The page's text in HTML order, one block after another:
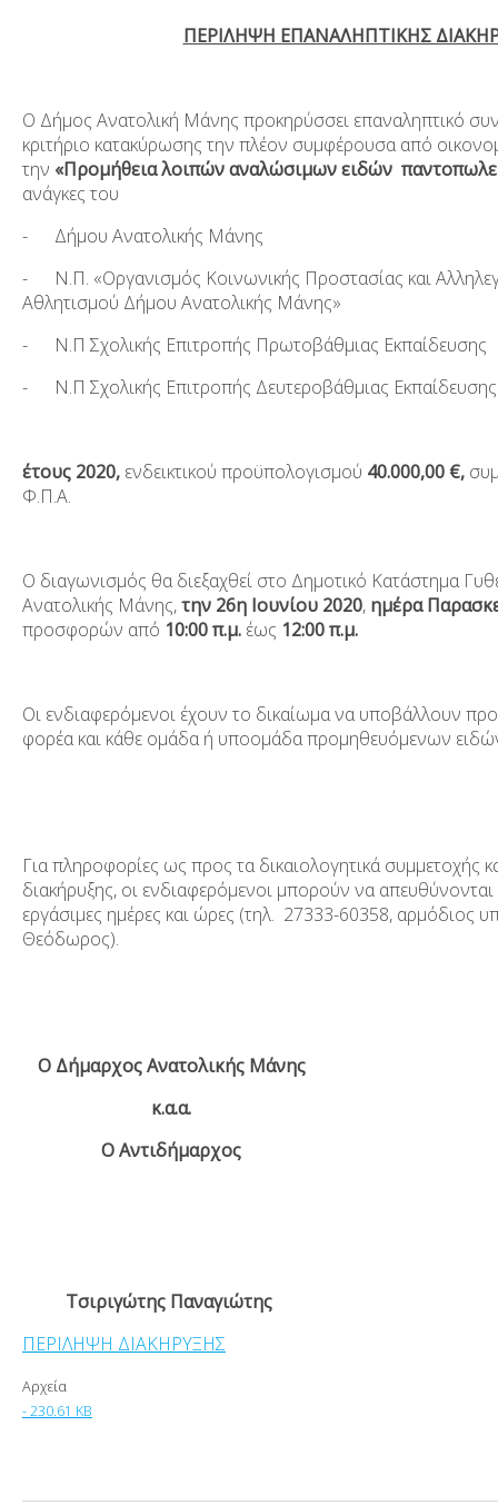
ΠΕΡΙΛΗΨΗ ΕΠΑΝΑΛΗΠΤΙΚΗΣ
Ο Δήμος Ανατολική Μάνης προκηρύσσει επαναληπτικό
κριτήριο κατακύρωσης την πλέον συμφέρουσα από
την «Προμήθειαλοιπών αναλώσιμων ειδών
ανάγκες του
- Δήμου Ανατολικής Μάνης
- Ν.Π. «Οργανισμός Κοινωνικής Προστασίας και
Αθλητισμού Δήμου Ανατολικής Μάνης»
- Ν.Π Σχολικής Επιτροπής Πρωτοβάθμιας Εκπαίδευσης
- Ν.Π Σχολικής Επιτροπής Δευτεροβάθμιας Εκπαίδευσης
έτους 2020, ενδεικτικού προϋπολογισμού 40.000,00 €,
Φ.Π.Α.
Ο διαγωνισμός θα διεξαχθεί στο Δημοτικό Κατάστημα
Ανατολικής Μάνης,την 26η Ιουνίου 2020, ημέρα
προσφορών από 10:00 π.μ. έως 12:00 π.μ.
Οι ενδιαφερόμενοι έχουν το δικαίωμα να υποβάλλουν
φορέα και κάθε ομάδα ή υποομάδα προμηθευόμενων
Για πληροφορίες ως προς τα δικαιολογητικά συμμετοχής
διακήρυξης, οι ενδιαφερόμενοι μπορούν να
εργάσιμες ημέρες και ώρες (τηλ. 27333-60358, αρμόδιος
Θεόδωρος).
Ο Δήμαρχος Ανατολικής Μάνης
κ.α.α.
Ο Αντιδήμαρχος
Τσιριγώτης Παναγιώτης
ΠΕΡΙΛΗΨΗ ΔΙΑΚΗΡΥΞΗΣ
Αρχεία
- 230.61 KB